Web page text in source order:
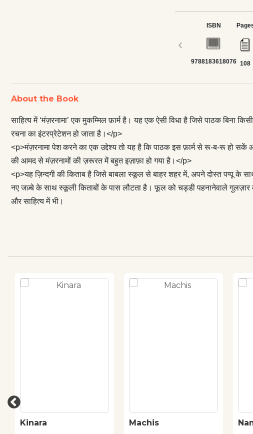
दूसरा यह कि टी.वी. और
को किस तरह मंज़रनामे की
इज़ाफ़ा हो गया है।</p>
अपने दोस्त पप्पू के साथ,
हासिल है, वह दुर्लभ
‹
ISBN
9788183618076 108
About the Book
साहित्य में ‘मंज़रनामा’ एक मुकम्मिल फ़ार्म है। यह एक ऐसी विधा है जिसे पाठक
रचना का इंटरप्रेटेशन हो जाता है।</p>
<p>मंज़रनामा पेश करने का एक उद्देश्य तो यह है कि पाठक इस फ़ार्म से रू-ब-रू हो सकें
की आमद से मंज़रनामों की ज़रूरत में बहुत इज़ाफ़ा हो गया है।</p>
<p>यह ज़िन्दगी की किताब है जिसे बाबला स्कूल से बाहर शहर में, अपने दोस्त पप्पू
नए जज़्बे के साथ स्कूली किताबों के पास लौटता है। फूल को चड्डी पहनानेवाले गुलज़ार
और साहित्य में भी।
Kinara
Machis